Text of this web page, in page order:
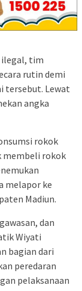
ilegal, tim
rutin demi
tersebut. Lewat
angka
rokok
membeli rokok
melapor ke
Madiun.
dan
Wiyati
bagian dari
peredaran
pelaksanaan